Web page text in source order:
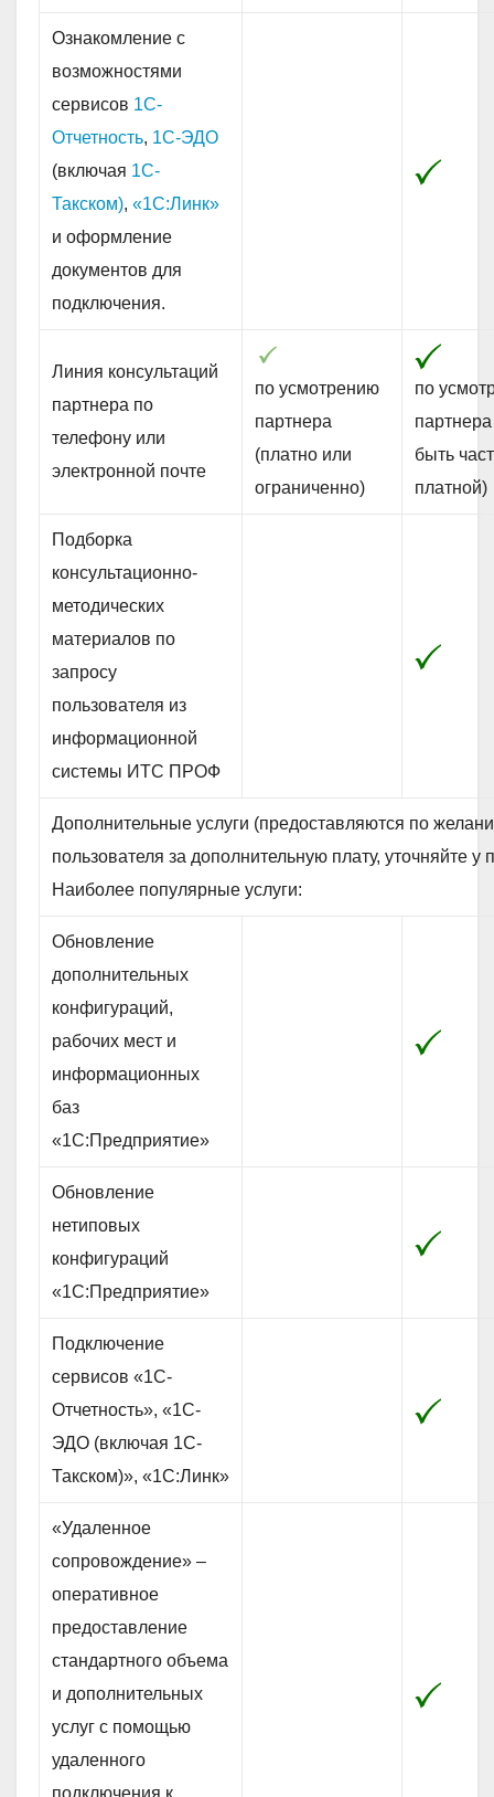
Ознакомление с
возможностями
сервисов 1С-
Отчетность, 1С-ЭДО
(включая 1С-
Такском), «1С:Линк»
и оформление
документов для
подключения.
Линия консультаций
партнера по
телефону или
электронной почте
по усмотрению
партнера
(платно или
ограниченно)
по
быть
платной)
Подборка
консультационно-
методических
материалов по
запросу
пользователя из
информационной
системы ИТС ПРОФ
Дополнительные услуги (предоставляются по
пользователя за дополнительную плату, уточняйте у
Наиболее популярные услуги:
Обновление
дополнительных
конфигураций,
рабочих мест и
информационных
баз
«1С:Предприятие»
Обновление
нетиповых
конфигураций
«1С:Предприятие»
Подключение
сервисов «1С-
Отчетность», «1С-
ЭДО (включая 1С-
Такском)», «1С:Линк»
«Удаленное
сопровождение» –
оперативное
предоставление
стандартного объема
и дополнительных
услуг с помощью
удаленного
подключения к